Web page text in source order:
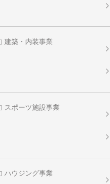
建築・内装事業
スポーツ施設事業
ハウジング事業